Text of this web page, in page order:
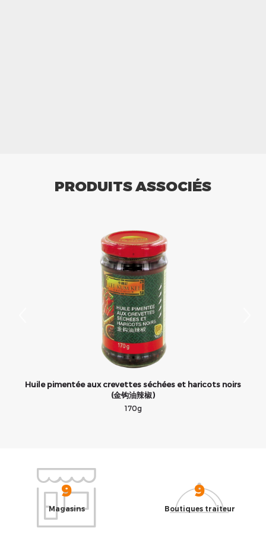
PRODUITS ASSOCIÉS
Huile pimentée aux crevettes séchées et haricots noirs
(金钩油辣椒)
170g
9
Magasins
9
Boutiques traiteur